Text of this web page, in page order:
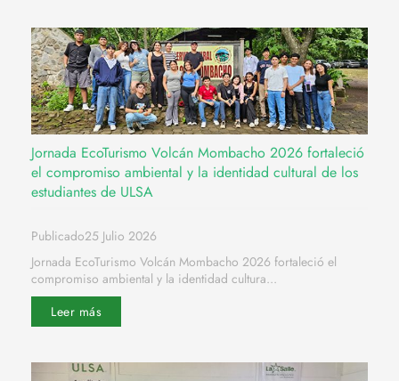
Jornada EcoTurismo Volcán Mombacho 2026 fortaleció
el compromiso ambiental y la identidad cultural de los
estudiantes de ULSA
Publicado25 Julio 2026
Jornada EcoTurismo Volcán Mombacho 2026 fortaleció el
compromiso ambiental y la identidad cultura...
Leer más